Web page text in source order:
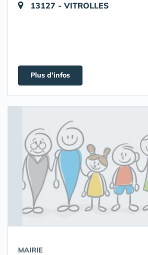
13127 - VITROLLES
Plus d'infos
MAIRIE